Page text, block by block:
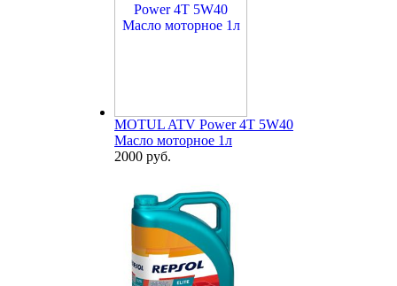
MOTUL ATV Power 4T 5W40
Масло моторное 1л
2000 руб.